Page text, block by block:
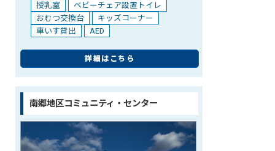
授乳室
ベビーチェア設置トイレ
おむつ交換台
キッズコーナー
車いす貸出
AED
詳細はこちら
南郷地区コミュニティ・センター